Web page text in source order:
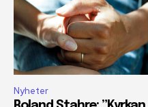
Nyheter